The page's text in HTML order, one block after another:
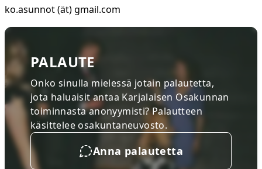
ko.asunnot (ät) gmail.com
PALAUTE
Onko sinulla mielessä jotain palautetta,
jota haluaisit antaa Karjalaisen Osakunnan
toiminnasta anonyymisti? Palautteen
käsittelee osakuntaneuvosto.
Anna palautetta